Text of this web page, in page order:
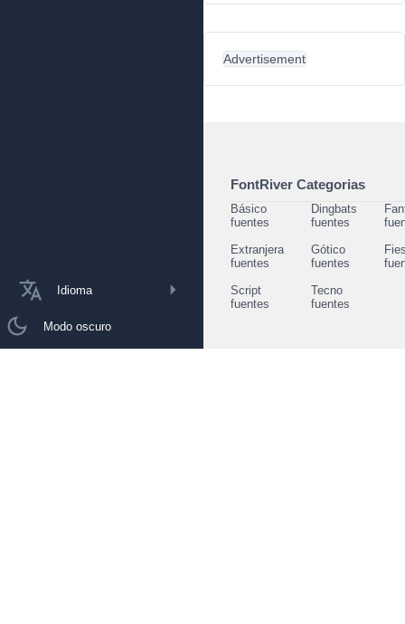
Idioma
Modo oscuro
Advertisement
FontRiver Categorias
Básico
fuentes
Dingbats
fuentes
Extranjera
fuentes
Gótico
fuentes
Script
fuentes
Tecno
fuentes